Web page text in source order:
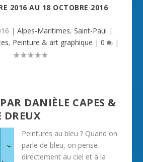
2016 AU 18 OCTOBRE 2016
| Alpes-Maritimes, Saint-Paul |
, Peinture & art graphique | 0 |
DANIÈLE CAPES &
DREUX
Peintures au bleu ? Quand on
parle de bleu, on pense
directement au ciel et à la